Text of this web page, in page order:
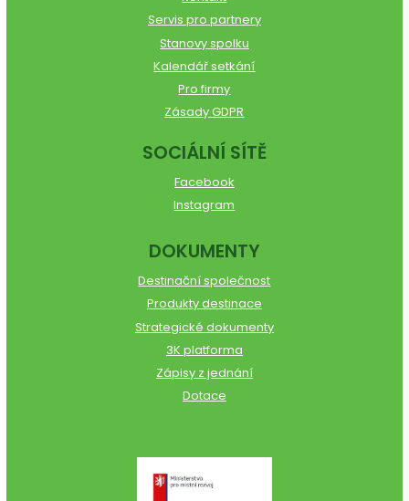
Servis pro partnery
Stanovy spolku
Kalendář setkání
Pro firmy
Zásady GDPR
SOCIÁLNÍ SÍTĚ
Facebook
Instagram
DOKUMENTY
Destinační společnost
Produkty destinace
Strategické dokumenty
3K platforma
Zápisy z jednání
Dotace